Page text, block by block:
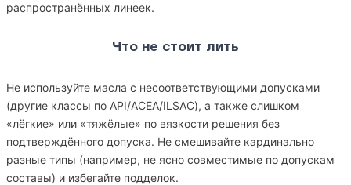
распространённых линеек.
Что не стоит лить
Не используйте масла с несоответствующими допусками
(другие классы по API/ACEA/ILSAC), а также слишком
«лёгкие» или «тяжёлые» по вязкости решения без
подтверждённого допуска. Не смешивайте кардинально
разные типы (например, не ясно совместимые по допускам
составы) и избегайте подделок.